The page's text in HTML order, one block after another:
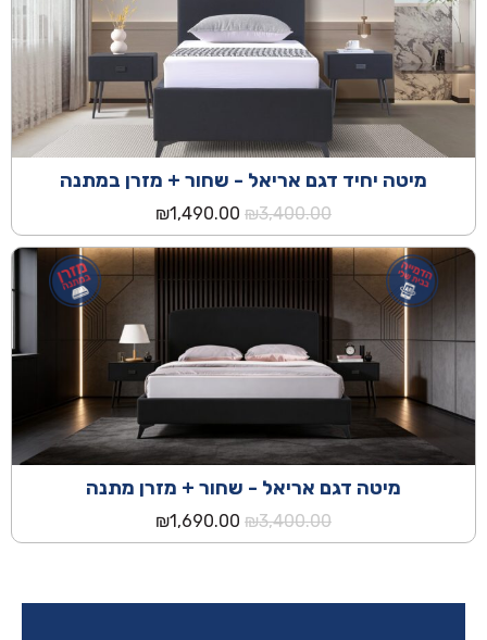
מיטה יחיד דגם אריאל - שחור + מזרן במתנה
₪3,400.00
המחיר
המקורי
היה:
₪1,490.00
הנוכחי
הוא:
₪1,490.00.
מיטה דגם אריאל - שחור + מזרן מתנה
₪3,400.00
המחיר
המקורי
₪1,690.00
הנוכחי